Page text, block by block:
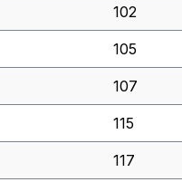
102
105
107
115
117